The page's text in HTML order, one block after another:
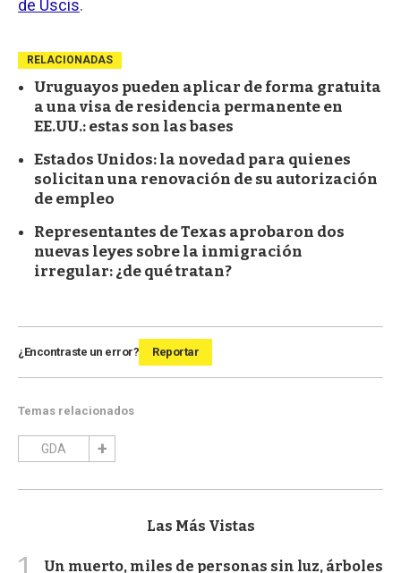
de Uscis.
RELACIONADAS
Uruguayos pueden aplicar de forma gratuita
a una visa de residencia permanente en
EE.UU.: estas son las bases
Estados Unidos: la novedad para quienes
solicitan una renovación de su autorización
de empleo
Representantes de Texas aprobaron dos
nuevas leyes sobre la inmigración
irregular: ¿de qué tratan?
¿Encontraste un error? Reportar
Temas relacionados
GDA
Las Más Vistas
Un muerto, miles de personas sin luz, árboles